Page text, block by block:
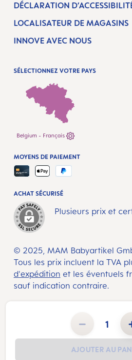
Quantité de produit : Entrez la quantité souhaitée ou
AJOUTER AU
DÉCLARATION
LOCALISATEUR DE MAGASINS
INNOVE AVEC NOUS
SÉLECTIONNEZ VOTRE PAYS
Belgium - Français
© 2025, MAM Babyartikel
Tous les prix incluent la TVA
d'expédition et les éventuels
sauf indication contraire.
ACHAT SÉCURISÉ
Plusieurs prix et
MOYENS DE PAIEMENT